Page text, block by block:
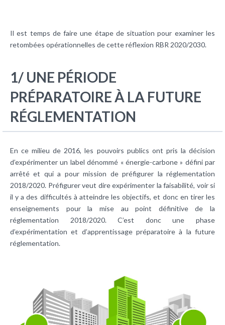
Il est temps de faire une étape de situation pour examiner les
retombées opérationnelles de cette réflexion RBR 2020/2030.
1/ UNE PÉRIODE
PRÉPARATOIRE À LA FUTURE
RÉGLEMENTATION
En ce milieu de 2016, les pouvoirs publics ont pris la décision
d’expérimenter un label dénommé « énergie-carbone » défini par
arrêté et qui a pour mission de préfigurer la réglementation
2018/2020. Préfigurer veut dire expérimenter la faisabilité, voir si
il y a des difficultés à atteindre les objectifs, et donc en tirer les
enseignements pour la mise au point définitive de la
réglementation 2018/2020. C’est donc une phase
d’expérimentation et d’apprentissage préparatoire à la future
réglementation.